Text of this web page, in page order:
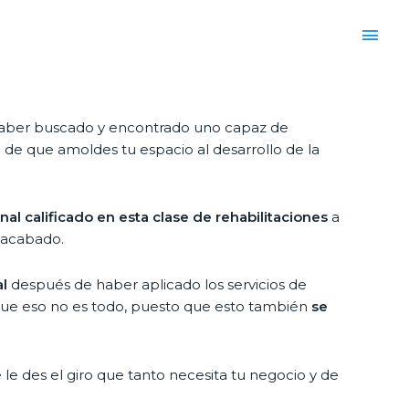
buscado y encontrado uno capaz de
que amoldes tu espacio al desarrollo de la
calificado en esta clase de rehabilitaciones a
después de haber aplicado los servicios de
eso no es todo, puesto que esto también se
des el giro que tanto necesita tu negocio y de